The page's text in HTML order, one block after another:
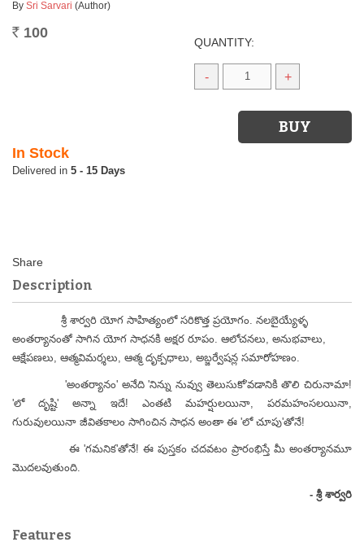
By Sri Sarvari (Author)
Rs. 100
QUANTITY:
- +
In Stock
5 - 15 Days
Description
శ్రీ శార్వరి యోగ సాహిత్యంలో సరికొత్త ప్రయోగం. నలబైయ్యేళ్ళ
అంతర్యానంతో సాగిన యోగ సాధనకి అక్షర రూపం. ఆలోచనలు, అనుభవాలు,
ఆక్షేపణలు, ఆత్మవిమర్శలు, ఆత్మ దృక్పధాలు, అబ్జర్వేషన్ల సమారోహణం.
'అంతర్యానం' అనేది 'నిన్ను నువ్వు తెలుసుకో'వడానికి తొలి చిరునామా!
'లో దృష్టి' అన్నా ఇదే! ఎంతటి మహర్షులయినా, పరమహంసలయినా,
గురువులయినా జీవితకాలం సాగించిన సాధన అంతా ఈ 'లో చూపు'తోనే!
ఈ 'గమనిక'తోనే! ఈ పుస్తకం చదవటం ప్రారంభిస్తే మీ అంతర్యానమూ
మొదలవుతుంది.
- శ్రీ శార్వరి
Features